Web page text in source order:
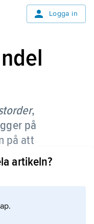
Logga in
,
på
på att
till kunderna
artikeln?